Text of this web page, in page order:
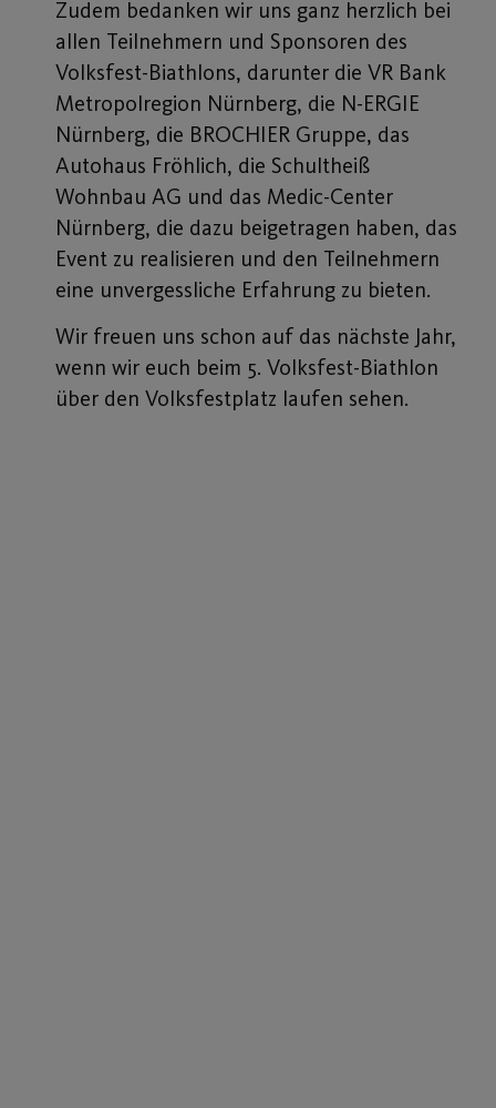
Zudem bedanken wir uns ganz herzlich bei
allen Teilnehmern und Sponsoren des
Volksfest-Biathlons, darunter die VR Bank
Metropolregion Nürnberg, die N-ERGIE
Nürnberg, die BROCHIER Gruppe, das
Autohaus Fröhlich, die Schultheiß
Wohnbau AG und das Medic-Center
Nürnberg, die dazu beigetragen haben, das
Event zu realisieren und den Teilnehmern
eine unvergessliche Erfahrung zu bieten.
Wir freuen uns schon auf das nächste Jahr,
wenn wir euch beim 5. Volksfest-Biathlon
über den Volksfestplatz laufen sehen.